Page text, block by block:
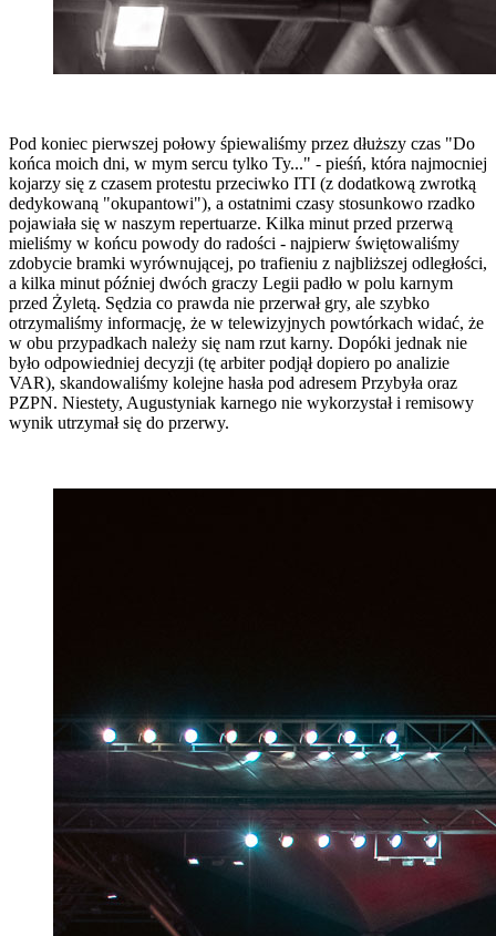
Pod koniec pierwszej połowy śpiewaliśmy przez dłuższy czas "Do
końca moich dni, w mym sercu tylko Ty..." - pieśń, która najmocniej
kojarzy się z czasem protestu przeciwko ITI (z dodatkową zwrotką
dedykowaną "okupantowi"), a ostatnimi czasy stosunkowo rzadko
pojawiała się w naszym repertuarze. Kilka minut przed przerwą
mieliśmy w końcu powody do radości - najpierw świętowaliśmy
zdobycie bramki wyrównującej, po trafieniu z najbliższej odległości,
a kilka minut później dwóch graczy Legii padło w polu karnym
przed Żyletą. Sędzia co prawda nie przerwał gry, ale szybko
otrzymaliśmy informację, że w telewizyjnych powtórkach widać, że
w obu przypadkach należy się nam rzut karny. Dopóki jednak nie
było odpowiedniej decyzji (tę arbiter podjął dopiero po analizie
VAR), skandowaliśmy kolejne hasła pod adresem Przybyła oraz
PZPN. Niestety, Augustyniak karnego nie wykorzystał i remisowy
wynik utrzymał się do przerwy.